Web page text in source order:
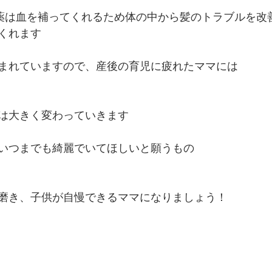
は血を補ってくれるため体の中から髪のトラブルを改
れます
れていますので、産後の育児に疲れたママには
大きく変わっていきます
つまでも綺麗でいてほしいと願うもの
き、子供が自慢できるママになりましょう！